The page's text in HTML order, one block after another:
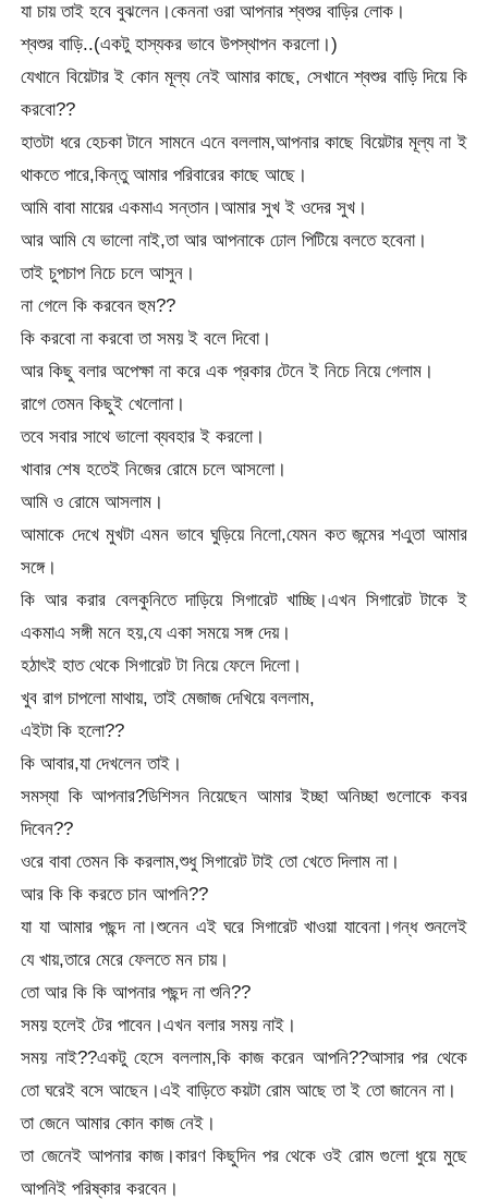
যা চায় তাই হবে বুঝলেন।কেননা ওরা আপনার শ্বশুর বাড়ির লোক।
শ্বশুর বাড়ি..(একটু হাস্যকর ভাবে উপস্থাপন করলো।)
যেখানে বিয়েটার ই কোন মূল্য নেই আমার কাছে, সেখানে শ্বশুর বাড়ি দিয়ে কি
করবো??
হাতটা ধরে হেচকা টানে সামনে এনে বললাম,আপনার কাছে বিয়েটার মূল্য না ই
থাকতে পারে,কিন্তু আমার পরিবারের কাছে আছে।
আমি বাবা মায়ের একমাএ সন্তান।আমার সুখ ই ওদের সুখ।
আর আমি যে ভালো নাই,তা আর আপনাকে ঢোল পিটিয়ে বলতে হবেনা।
তাই চুপচাপ নিচে চলে আসুন।
না গেলে কি করবেন হুম??
কি করবো না করবো তা সময় ই বলে দিবো।
আর কিছু বলার অপেক্ষা না করে এক প্রকার টেনে ই নিচে নিয়ে গেলাম।
রাগে তেমন কিছুই খেলোনা।
তবে সবার সাথে ভালো ব্যবহার ই করলো।
খাবার শেষ হতেই নিজের রোমে চলে আসলো।
আমি ও রোমে আসলাম।
আমাকে দেখে মুখটা এমন ভাবে ঘুড়িয়ে নিলো,যেমন কত জন্মের শএুতা আমার
সঙ্গে।
কি আর করার বেলকুনিতে দাড়িয়ে সিগারেট খাচ্ছি।এখন সিগারেট টাকে ই
একমাএ সঙ্গী মনে হয়,যে একা সময়ে সঙ্গ দেয়।
হঠাৎই হাত থেকে সিগারেট টা নিয়ে ফেলে দিলো।
খুব রাগ চাপলো মাথায়, তাই মেজাজ দেখিয়ে বললাম,
এইটা কি হলো??
কি আবার,যা দেখলেন তাই।
সমস্যা কি আপনার?ডিশিসন নিয়েছেন আমার ইচ্ছা অনিচ্ছা গুলোকে কবর
দিবেন??
ওরে বাবা তেমন কি করলাম,শুধু সিগারেট টাই তো খেতে দিলাম না।
আর কি কি করতে চান আপনি??
যা যা আমার পছন্দ না।শুনেন এই ঘরে সিগারেট খাওয়া যাবেনা।গন্ধ শুনলেই
যে খায়,তারে মেরে ফেলতে মন চায়।
তো আর কি কি আপনার পছন্দ না শুনি??
সময় হলেই টের পাবেন।এখন বলার সময় নাই।
সময় নাই??একটু হেসে বললাম,কি কাজ করেন আপনি??আসার পর থেকে
তো ঘরেই বসে আছেন।এই বাড়িতে কয়টা রোম আছে তা ই তো জানেন না।
তা জেনে আমার কোন কাজ নেই।
তা জেনেই আপনার কাজ।কারণ কিছুদিন পর থেকে ওই রোম গুলো ধুয়ে মুছে
আপনিই পরিষ্কার করবেন।